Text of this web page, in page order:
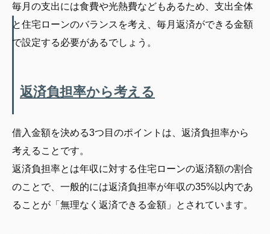
毎月の支出には食費や光熱費などもあるため、支出全体
と住宅ローンのバランスを考え、毎月返済ができる金額
で設定する必要があるでしょう。
返済負担率から考える
借入金額を決める3つ目のポイントは、返済負担率から
考えることです。
返済負担率とは年収に対する住宅ローンの返済額の割合
のことで、一般的には返済負担率が年収の35%以内であ
ることが「無理なく返済できる金額」とされています。